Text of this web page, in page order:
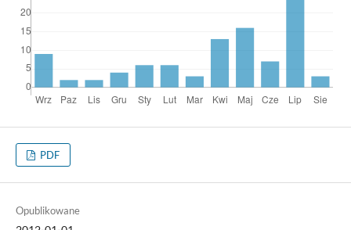
PDF
Opublikowane